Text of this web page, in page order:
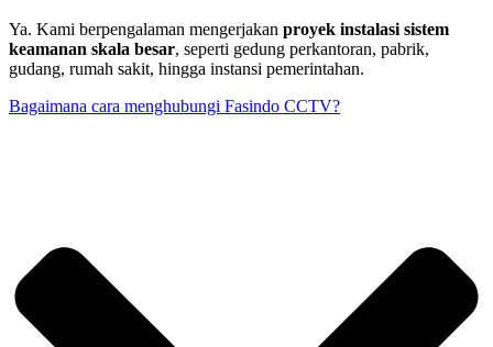
Ya. Kami berpengalaman mengerjakan proyek instalasi sistem
keamanan skala besar, seperti gedung perkantoran, pabrik,
gudang, rumah sakit, hingga instansi pemerintahan.
Bagaimana cara menghubungi Fasindo CCTV?